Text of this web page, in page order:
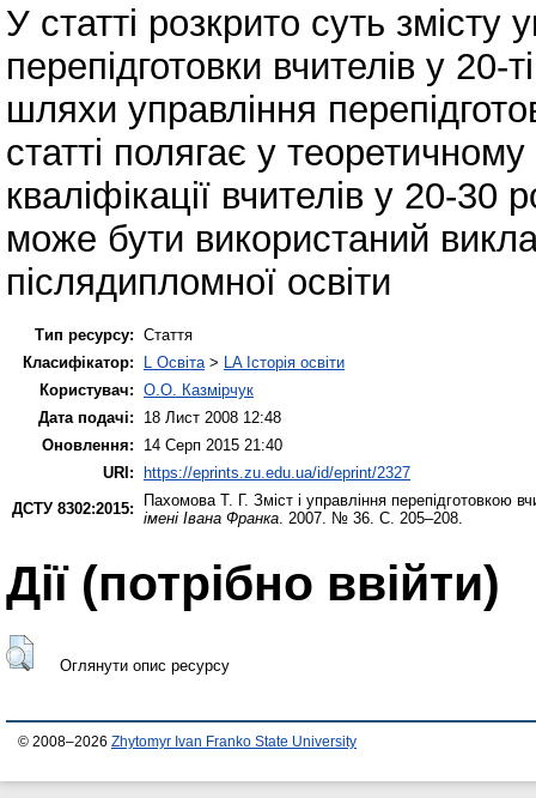
У статті розкрито суть змісту
перепідготовки вчителів у 20-
шляхи управління
статті полягає у
кваліфікації вчителів у 20-30
може бути використаний
післядипломної освіти
Тип ресурсу: Стаття
Класифікатор:
L Освіта > LA Історія освіти
Користувач: О.О. Казмірчук
Дата подачі:
18 Лист 2008 12:48
Оновлення:
14 Серп 2015 21:40
URI: https://eprints.zu.edu.ua/id/eprint/2327
ДСТУ 8302:2015:
Пахомова Т. Г. Зміст і управління перепідготовкою
імені Івана Франка . 2007. № 36. С. 205–208.
Дії ​​(потрібно ввійти)
Оглянути опис ресурсу
© 2008–2026 Zhytomyr Ivan Franko State University